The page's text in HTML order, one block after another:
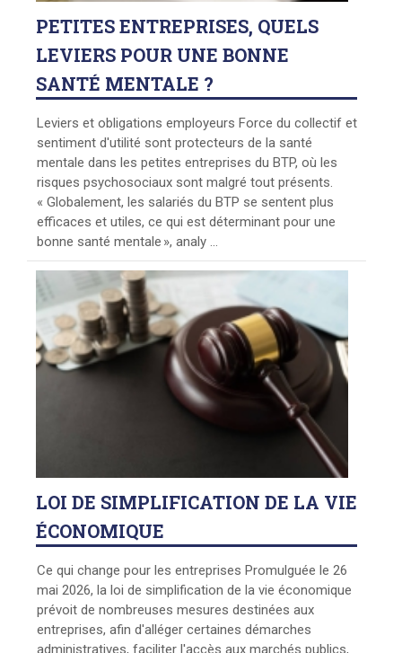
PETITESENTREPRISES, QUELS
LEVIERS POUR UNE BONNE
SANTÉ MENTALE ?
Leviers et obligations employeurs Force du collectif et
sentiment d'utilité sont protecteurs de la santé
mentale dans les petites entreprises du BTP, où les
risques psychosociaux sont malgré tout présents.
« Globalement, les salariés du BTP se sentent plus
efficaces et utiles, ce qui est déterminant pour une
bonne santé mentale », analy ...
LOI DE SIMPLIFICATION DE LA VIE
ÉCONOMIQUE
Ce qui change pour les entreprises Promulguée le 26
mai 2026, la loi de simplification de la vie économique
prévoit de nombreuses mesures destinées aux
entreprises, afin d'alléger certaines démarches
administratives, faciliter l'accès aux marchés publics,